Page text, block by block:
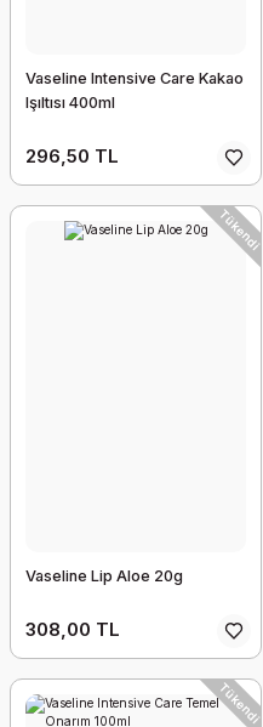
Vaseline Intensive Care Kakao
Işıltısı 400ml
296,50 TL
Tükendi
Vaseline Lip Aloe 20g
308,00 TL
Tükendi